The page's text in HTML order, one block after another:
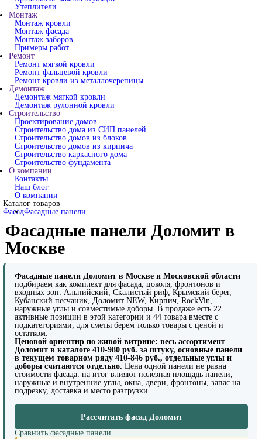
Утеплители
Монтаж
Монтаж кровли
Монтаж фасада
Монтаж заборов
Примеры работ
Ремонт
Ремонт мягкой кровли
Ремонт фальцевой кровли
Ремонт кровли из металлочерепицы
Демонтаж
Демонтаж мягкой кровли
Демонтаж рулонной кровли
Строительство
Проектирование домов
Строительство дома из СИП панелей
Строительство домов из блоков
Строительство домов из кирпича
Строительство каркасного дома
Строительство фундамента
О компании
Контакты
Наш блог
О компании
Каталог товаров
ФасадФасадные панели
Фасадные панели Доломит в
Москве
Фасадные панели Доломит в Москве и Московской области
подбираем как комплект для фасада, цоколя, фронтонов и
входных зон: Альпийский, Скалистый риф, Крымский берег,
Кубанский песчаник, Доломит NEW, Кирпич, RockVin,
наружные углы и совместимые доборы. В продаже есть 22
активные позиции в этой категории и 44 товара вместе с
подкатегориями; для сметы берем только товары с ценой и
остатком.
Ценовой ориентир по живой витрине: весь ассортимент
Доломит в каталоге 410-980 руб. за штуку, основные панели
в текущем товарном ряду 410-846 руб., отдельные углы и
доборы считаются отдельно. Цена одной панели не равна
стоимости фасада: на итог влияют полезная площадь панели,
наружные и внутренние углы, окна, двери, фронтоны, запас на
подрезку, доставка и место разгрузки.
Рассчитать фасад Доломит
Сравнить фасадные панели